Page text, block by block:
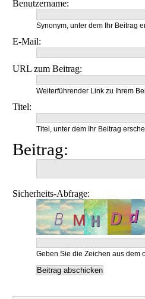
Benutzername:
Synonym, unter dem Ihr Beitrag
E-Mail:
URL zum Beitrag:
Weiterführender Link zu Ihrem
Titel:
Titel, unter dem Ihr Beitrag
Beitrag:
Sicherheits-Abfrage:
Geben Sie die Zeichen aus dem